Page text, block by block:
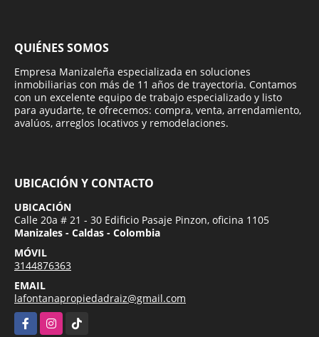
QUIÉNES SOMOS
Empresa Manizaleña especializada en soluciones
inmobiliarias con más de 11 años de trayectoria. Contamos
con un excelente equipo de trabajo especializado y listo
para ayudarte, te ofrecemos: compra, venta, arrendamiento,
avalúos, arreglos locativos y remodelaciones.
UBICACIÓN Y CONTACTO
UBICACIÓN
Calle 20a # 21 - 30 Edificio Pasaje Pinzon, oficina 1105
Manizales - Caldas - Colombia
MÓVIL
3144876363
EMAIL
lafontanapropiedadraiz@gmail.com
FacebookInstagramTikTok